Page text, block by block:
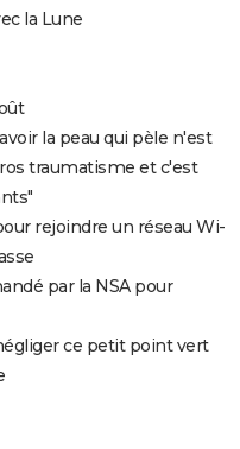
la Lune
la peau qui pèle n'est
traumatisme et c'est
rejoindre un réseau Wi-
par la NSA pour
ce petit point vert